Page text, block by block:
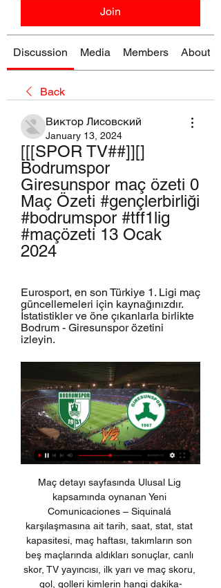
Join
Discussion Media Members About
Back
Виктор Лисовский
January 13, 2024
[[[SPOR TV##]][]
Bodrumspor
Giresunspor maç özeti 0
Maç Özeti #gençlerbirliği
#bodrumspor #tff1lig
#maçözeti 13 Ocak
2024
Eurosport, en son Türkiye 1. Ligi maç
güncellemeleri için kaynağınızdır.
İstatistikler ve öne çıkanlarla birlikte
Bodrum - Giresunspor özetini
izleyin.
Maç detayı sayfasında Ulusal Lig kapsamında oynanan Yeni Comunicaciones – Siquinalá karşılaşmasına ait tarih, saat, stat, stat kapasitesi, maç haftası, takımların son beş maçlarında aldıkları sonuçlar, canlı skor, TV yayıncısı, ilk yarı ve maç skoru, gol, golleri kimlerin hangi dakika-dakikalarda attıkları.

ilk canlı kuponuna 2. kupon misli.com'dan hediye misli.com kampanyaları ali ece'li reklam filmi sadece mislide anlık tüyo ile kazandıran öneriler basgeç ile en hızlı canlı bahis günün canlı bahis bülteni misli tv canlı yayını bundesliga'yı canlı izle oyunun parçası ol

Bursaspor Ankaragücü Maçını Canlı izle 17 Mart 2012 Ligde 6 maçtır yenilgisi bulunmayan Bursaspor, yarın kendi sahasında Ankaragücü'nü konuk edecek.. trabzonspor fenerbahçe maçı canlı izle Trabzonspor Fenerbahçe Maçını Canlı izle 01 Nisan 2012 Trabzonspor Fenerbahçe maçını canlı izle,.

CANLI İZLE FOTO GALERİ VİDEO GALERİ. Olympique Lyon-Beşiktaş maçına İspanyol hakem. "Aubameyang sadece Real Madrid ve Barcelona'ya gidebilir" DAHA FAZLA GÖSTER.

BB Bodrumspor-Giresunspor | 1. Lig | 18. Hafta 21 saat sonra — BB Bodrumspor ile Giresunspor 23/24 1. Lig18.hafta maçında karşı karşıya geliyor. tarafından yönetilen BB Bodrumspor-Giresunspor maçı, ...

90'Hakem Ümit Öztürk maçı bitiren son düdüğü çalıyor. Fenerbahçe, Kasımpaşa'yı 4-2 mağlup ediyor ve puanını 26'ya yükseltiyor. Kasımpaşa ise bu sonuçla 18 puanda kalıyor. 90.

0 Maç Özeti #gençlerbirliği #bodrumspor #tff1lig #maçözeti YouTube YouTube 3:03 YouTube TRsports 26 Ağu 2023 26 Ağu 2023

Namık Kemal KILINÇ/SERİK, (DHA)- ANTALYA'nın Serik İlçe Emniyet Müdürlüğü personeline yangın eğitimi verildi. Antalya Büyükşehir Belediyesi İtfaiye Daire Başkanlığı Serik.

Grupta zirve mücadelesi veren Karbel Karaköprü Belediyespor kendi sahasında Tokatspor ile 1-1 kaldı.. Yerel TV kanalında canlı yayın konuğu olarak Büyükşehir Belediye Başkanı Zeynel Abidin Beyazgül'e Şanlıurfaspor'un kurtuluşu konusunda bir yol haritası hazırlamasını istedi.

Antalyaspor'dan hakem hatalarına büyük tepki. Antalyaspor Yönetim Kurulu'ndan yapılan açıklamada, "VAR konuşmalarının kamuoyu ile paylaşılmadığı sürece akıllardaki soru.

MAÇ SONUCU Şile Yıldızspor 1 - 2 Nevşehir Belediye Spor. 90+4 Şile Yıldızspor Keremcem ile golü buldu. Maçta bu gol ile sona erdi. 90+Dakika- Hakem uzatma süresi olarak 4 dakika işaret etti.

Bodrumspor - Altay İzmir Özet: Futbol Skorlar & Önemli Anlar Eurosport, en son Türkiye 1. Ligi maç güncellemeleri için kaynağınızdır. İstatistikler ve öne çıkanlarla birlikte Bodrumspor - Altay İzmir özetini izleyin.

Galatasaray Beşiktaş maçı için nefesler tutuldu! Belki de bu akşam 2017-2018 Süper Lig sezonunun şampiyonu belli olacak. Sadece GS ve BJK taraftarları değil Fenerbahçe ve.

CANLI İZLE | Yeni Malatyaspor - Trabzonspor şifresiz canlı izle | Yeni Malatyaspor - Trabzonspor şifresiz. 04 Kasım 2018 Pazar 16:00 A. Alanyaspor 0 - 1 EY Malatyaspor. 04 Kasım 2018 Pazar 19:00. lig tv izle, canlı mac izle, kesintisiz canlı mac yayını, lig tv, Turkiye kupaları ve Avrupa kupalarını bedava

Anadolu Selçukspor – Nazilli Belediyespor (CANLI YAYIN) Nazilli Belediyespor Anadolu Selçukspor ile deplasmanda mücadele ediyor. Maçı canlı yayın ile sitemizden takip edebilirsiniz.

Futbolda Ziraat Türkiye Kupası 5. tur müsabakalarının kura çekimi yapıldı. Türkiye Futbol Federasyonunun (TFF) Hasan Doğan Milli Takımlar Kamp ve Eğitim …

09-10-2019 Turgutluspor - Payasspor canlı izle Turgutluspor - Payasspor maç yayını 3. Lig canlı izle Turgutluspor - Payasspor maç sonucu sayfasındasınız ve bu sayfadan 3. Lig de 09-10-2019 tarihinde oynanan Turgutluspor - Payasspor maçı canlı skor ve karşılaşmanın canlı istatistiklerine ulaşmaktasınız.

Trendyol 1. Lig Özetleri | 2023-2024 Ümraniyespor (2-1) Bitexen Giresunspor - Highlights/Özet | Trendyol 1. Lig - 2023/24. beIN SPORTS Türkiye · 3:12. Bodrumspor (3-0) Göztepe - Highlights/Özet | ...

12 Mayıs 2019 tarihinde 1. Lig'de oynanan Adana Demirspor - Balıkesirspor maçının an be an yenilenen detaylı istatistikler ve kilit anlarla Canlı Anlatımı

Bodrumspor Giresunspor maç özeti izle TRT Spor - Türkiye`nin 12 saat önce — Bodrumspor Çorum maç özeti 1 Ekim 2023 30 Eyl 2023 — 8 Eki 2022 — Bodrumspor 5-0 Sakaryaspor (MAÇ SONUCU-ÖZET) Bodrumspor'dan Sakaryaspor'a gol ...

Galatasaray-Akhisar Belediyespor maçı 28 Ocak Cumartesi günü saat 19.00'da başlayacak. Ali Sami Yen Spor Kompleksi Türk Telekom Arena'da Ali Palabıyık'ın yöneteceği maç beIN Sports.

Tofaş'tan son saniye vurgunu! 7Days EuroCup beşinci haftasında Rusya'da Lokomotiv Kuban'ı Tarik Phillip'in son saniye üçlüğüyle 69-72 mağlup eden TOFAŞ, ilk deplasman zaferine imza atarak B Grubu’nda galibiyet sayısını 3’e çıkardı.

MAÇ SONUCU: Yarı finalde inanılmaz bir maç! Bodrumspor kayserispor giresunspor maç özeti İkinci yarı Maxibet Giriş. Kayserispor un Gençlerbirliği ni Ankara da. Roma. MAÇ SONUCU ÖZET UEFA Avrupa Ligi Yarı Final ...

UEFA Avrupa Ligi çeyrek final ilk maçında Benfica, sahasında konuk ettiği Eintracht Frankfurt'u 4-2 yendi. Benfica, 19 yaşındaki Portekizli futbolcusu Joao Felix'in "hat-trick" yaptığı maçta Eintracht Frankfurt'u 4-2 mağlup etti.

02:42 Eskişehirspor 0 Osmanlıspor FK 2 | ÖZET. 709 0. 05:00. 1 Osmanlıspor | Goller. 631 0. 02:34 Osmanlıspor FK 0 Tepecikspor 1 Türkiye Kupası Özet. 715 0. 06:59 ANTALYASPOR 3-2 MERSİN İDMAN YURDU (GENİŞ ÖZET) 838 0. 12:46. 00:17 Beşiktaş 1-0 Chelsea Geniş Özet Somaya Destek Maçı . 1762 0. 01:51 Real Madrid 2-0 Sevilla.

Bodrumspor vs Giresunspor 14.01.2024 21 saat sonra — 9. Bodrumspor - Giresunspor Arasındaki Tüm Maçlar. Sezon, Lig, Evsahibi, Sonuç, Misafir, Özet. 2023-24, 1L, Giresunspor, 0 : 1, Bodrum FK ...

24/03/2019 Fransa U21 - Danimarka U21 maçını canlı izleyebilirsiniz. Maç saatinde ücretsiz olarak başlayacak maç yayınını HD kalitede canlı izleyebilirsiniz. Fransa U21 - Danimarka U21 maç yayını dışında izlemek istediğiniz başka bir karşılaşma var ise sohbet kısmında online olan yöneticilerden yardım alabilir veya ana sayfamızdan canlı maç izle listesine.

5.0 01 Türkiye – Sırbistan Voleybol maçı 08/09/2019 Pazar günü 2019 CEV Avrupa Kadınlar Voleybol Şampiyonası Final Karş. turnuvası için karşılaşacak ve Türkiye – Sırbistan Voleybol maç saati : 19.30‘de Türkiye saati olarak oynanacaktır. ( Maç ile ilgili detaylar aşağıda sizlerle paylaşılmıştır. ) Türkiye – Sırbistan Voleybol Canlı izle Bilgileri.

Spor Ekranı ile TV'de canlı spor yayınları ve maç hangi kanalda öğrenin. TV'de Spor Ekranı sitesi ve mobil uygulamaları ile hiçbir maçı kaçırmayın. U19 Elit Akademi Ligi . 13:00 Bahçeşehir Klj - Büyükçekmece Basketbol Süper Ligi .. İstanbulspor - Gençlerbirliği Spor Toto 1. Lig . 16:00 Eskişehirspor.

BB Erzurumspor - Boluspor Canlı izle PTT 1. Ligin üçüncü haftasında geçen sezon Süper Ligden düşen Erzurumspor evinde Boluspor'u konuk ediyor. Mücadele saat 19

22 günlük gelinin evi terk etmesi 101; en iyi dondurma kombinasyonu 191; 1 hafta tatil yapıp 1 yıl para ödemek 26; whatsapp'ın olmadığı zamanlar sevgili ile iletişim 102; suriyelinin türk bayrağı çizimi 174; çok gezdiği halde instagrama fotoğraf atmayan tip 101

Bu hafta hangi maç, hangi kanalda? ÖZETLER VE GOLLER · CANLI SKOR · beIn SPORTS HABER CANLI YAYIN. Sıcak Haber 13 Ocak 2024 Cumartesi. 13:30 | BODRUMSPOR FK - BITEXEN GİRESUNSPOR | beIN SPORTS ...

Spor Toto Süper Lig'in 7. haftasında Kayserispor, Bursaspor'u konuk ediyor.. AHaber Canlı İzle APara Canlı İzle Aspor Canlı İzle Atv Canlı İzle.

09 Aralık 2018,Pazar 13:30 tarihinde 2018/2019 Türkiye Spor Toto 1. Lig karşılaşmasında Ümraniyespor ve Elazığspor karşılaşacak. Ümraniyespor – Elazığspor Canlı İzle.. (Kaybetti) Iran U19 – Turkmenistan By 19 MS İran U19 (1.01)(frkkzn) (Kazandı).

Bodrumspor 2-1 Çorum FK Maç Özeti İzle (VİDEO) 1 Eki 2023 — Trendyol 1. Lig 7. haftasında Bodrum FK evinde Çorum FK'yı konuk etti. Maçı ev sahibi Bodrumspor 2-1'lik skorla kazandı. Goller dakika 34' ...

Türkiye, Belçika'yı konuk ediyor. U21 Milli Futbol Takımımız grupta 5. maçında lider Belçika'yı devirmek istiyor. Millilerimiz grupta iddiasını sürdürmek isterken, Belçika ise kazanarak liderliğini pekiştirmek istiyor. U21 Milli Takımımızın maçını izlemek isteyen futbolseverler, Türkiye-Belçika maçı …

Türkiye'nin özgün güncel akdeniz haber yorumları haberleriyle , iş tanıtımlarıyla siz değerli hemşerilerimize bilgilendirme hizmeti sunmaktayız.

Gezimanya, Türkçe seyahat içeriği boşluğunu doldurmak amacıyla 2011 yılında kurulmuş bağımsız bir gezi platformudur. Binlerce destinasyona ilişkin, gezi notları, bilgilendirici yazılar, diğer gezginlerin paylaşımları ile amacımız gezginlerin seyahat konusunda sağlıklı ve …

imajbet kupa maçları: Bodrumspor maçı hangi kanalda? imajbet kupa maçları - Fenerbahçe Kayserispor maç özeti ve golleri izle Bein Sports İmajbet Tombala Keyfi Giresunspor Hatayspor maçı Bein Sports kanalı ve ...

Bodrumspor 0-0 Erzurumspor Maç Özeti - YouTube YouTube YouTube 10:17 YouTube CR7 19 Ağu 2023 19 Ağu 2023

Galatasaray Kasımpaşa Maçı Canlı İzle (18 Ocak 2013) ve bunun gibi birçok yazımı RSS sistemi ile takip edebilirsin. Bu yazı 17 Ocak 2013 Perşembe tarihinde yayınlanmıştır.

Vav Radyo “Kur’an’ın Sesi” ve “Kulaktan Kalbe” sloganı ile canlı yayınlarını kesintisiz başladı. 2016 senesinde kurulan sevilen bu frekans günümüze kadar aralıksız hizmette. Canlı yayın merkezi İstanbul olan Radyo Vav İstanbullular için 105.2 frekansını ayırmıştır.

Babam ve Oğlum, Sınav, Yüreğine Sor, Orman, Rüzgarın Hatıraları, Dar Elbise ve İstanbul Kırmızısı filmlerinde başarılı bir şekilde rol almıştır.. İTÜ EMÖS Başarı Ödülleri - En Başarılı Kadın Oyuncu (Kara Para Aşk). Türkiye Gençlik Ödülleri - En İyi Kadın Dizi Oyuncusu (Kara Para Aşk) Sayidaty dergisi.

TRT Spor - Türkiye`nin güncel spor haber kaynağı ... Maç Özetleri · Futbol · Maç Merkezi · Canlı Skor · Detay · Basketbol · Voleybol · Hentbol GİRESUNSPOR (Canlı). 16:45 SPOR BÜLTENİ (Canlı). 17:00 TRENDYOL 1.

CANLI YAYIN : Galatasaray Rizespor izle Galatasaray Rizespor reklamsız yayın izle, Galatasaray Rizespor maçı kaç kaç,